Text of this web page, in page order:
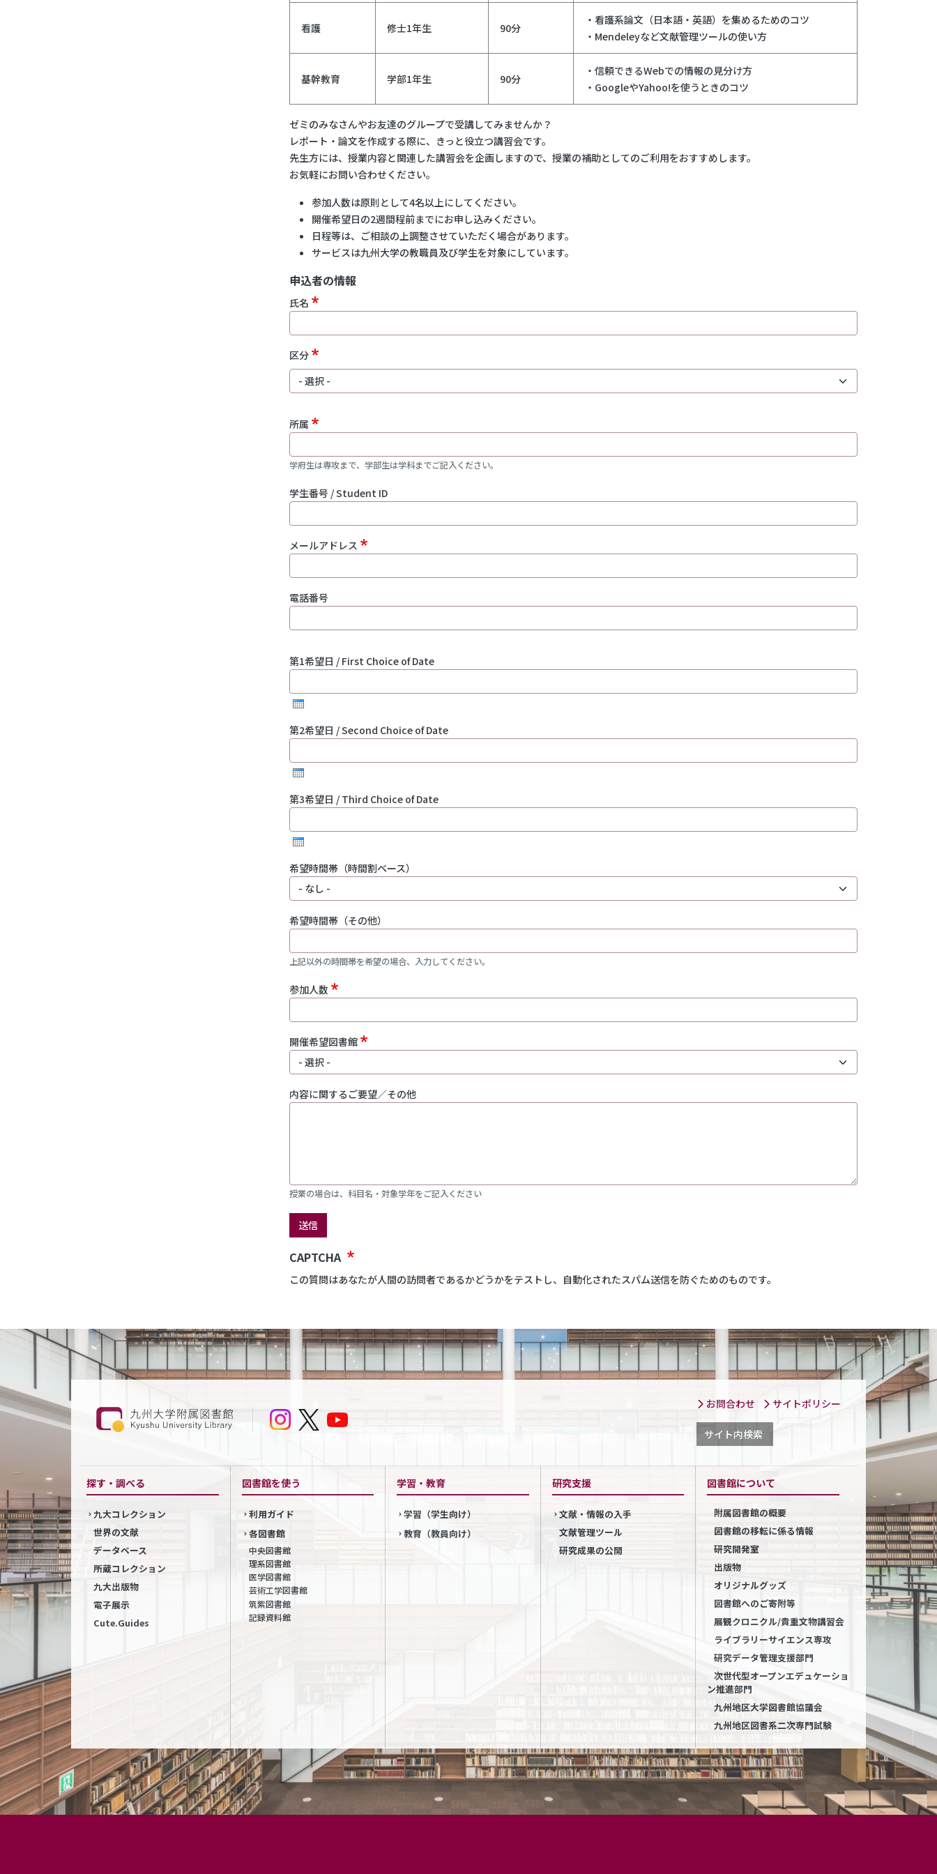
看護 修士1年生 90分
・看護系論文（日本語・英語）を集めるためのコツ
・Mendeleyなど文献管理ツールの使い方
基幹教育 学部1年生 90分
・信頼できるWebでの情報の見分け方
・GoogleやYahoo!を使うときのコツ
ゼミのみなさんやお友達のグループで受講してみませんか？
レポート・論文を作成する際に、きっと役立つ講習会です。
先生方には、授業内容と関連した講習会を企画しますので、授業の補助としてのご利用をおすすめします。
お気軽にお問い合わせください。
参加人数は原則として4名以上にしてください。
開催希望日の2週間程前までにお申し込みください。
日程等は、ご相談の上調整させていただく場合があります。
サービスは九州大学の教職員及び学生を対象にしています。
申込者の情報
氏名
区分
区分
所属
学府生は専攻まで、学部生は学科までご記入ください。
学生番号 / Student ID
メールアドレス
電話番号
第1希望日 / First Choice of Date
第2希望日 / Second Choice of Date
第3希望日 / Third Choice of Date
希望時間帯（時間割ベース）
希望時間帯（その他）
上記以外の時間帯を希望の場合、入力してください。
参加人数
開催希望図書館
内容に関するご要望／その他
授業の場合は、科目名・対象学年をご記入ください
送信
CAPTCHA
この質問はあなたが人間の訪問者であるかどうかをテストし、自動化されたスパム送信を防ぐためのものです。
お問合わせ サイトポリシー
サイト内検索
探す・調べる
九大コレクション
世界の文献
データベース
所蔵コレクション
九大出版物
電子展示
Cute.Guides
図書館を使う
利用ガイド
各図書館
中央図書館
理系図書館
医学図書館
芸術工学図書館
筑紫図書館
記録資料館
学習・教育
学習（学生向け）
教育（教員向け）
研究支援
文献・情報の入手
文献管理ツール
研究成果の公開
図書館について
附属図書館の概要
図書館の移転に係る情報
研究開発室
出版物
オリジナルグッズ
図書館へのご寄附等
展観クロニクル/貴重文物講習会
ライブラリーサイエンス専攻
研究データ管理支援部門
次世代型オープンエデュケーショ
ン推進部門
九州地区大学図書館協議会
九州地区図書系二次専門試験